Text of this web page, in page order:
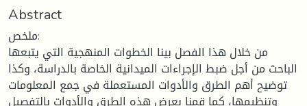
Abstract
ملخص:
من خلال هذا الفصل بينا الخطوات المنهجية التي يتبعها
الباحث من أجل ضبط الإجراءات الميدانية الخاصة بالدراسة، وكذا
توضيح أهم الطرق والأدوات المستعملة في جمع المعلومات
وتنظيمها، كما قمنا بعرض هذه الطرق والأدوات بالتفصيل